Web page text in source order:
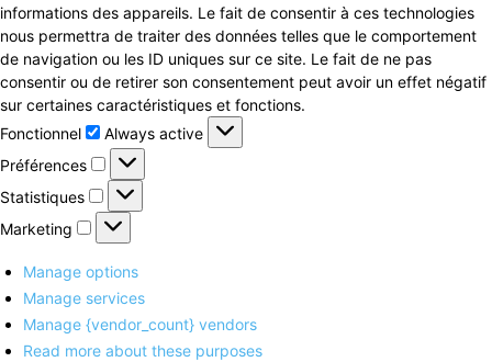
informations des appareils. Le fait de consentir à ces technologies
nous permettra de traiter des données telles que le comportement
de navigation ou les ID uniques sur ce site. Le fait de ne pas
consentir ou de retirer son consentement peut avoir un effet négatif
sur certaines caractéristiques et fonctions.
Fonctionnel
Fonctionnel
Always active
Préférences
Préférences
Statistiques Statistiques
Marketing Marketing
Manage options
Manage services
Manage {vendor_count} vendors
Read more about these purposes